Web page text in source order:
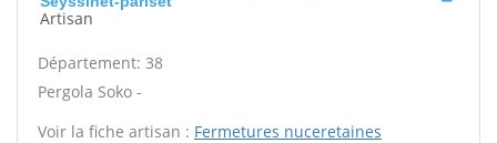
Artisan
Département: 38
Pergola Soko -
Voir la fiche artisan : Fermetures nuceretaines